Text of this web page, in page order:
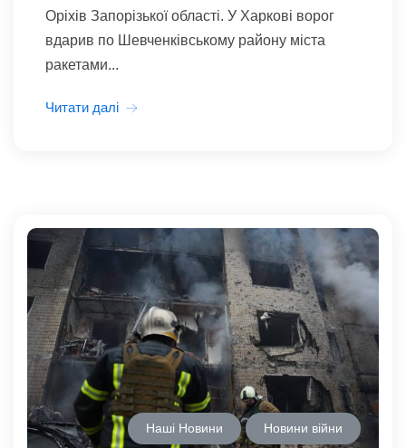
Оріхів Запорізької області. У Харкові ворог
вдарив по Шевченківському району міста
ракетами...
Читати далі
Наші Новини Новини війни